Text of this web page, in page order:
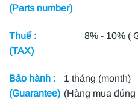
(Parts number)
Thuế :
(TAX)
8% - 10% (
Bảo hành :
(Guarantee)
1 tháng (month)
(Hàng mua